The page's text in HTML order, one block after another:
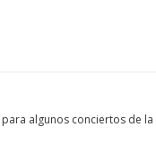
para algunos conciertos de la